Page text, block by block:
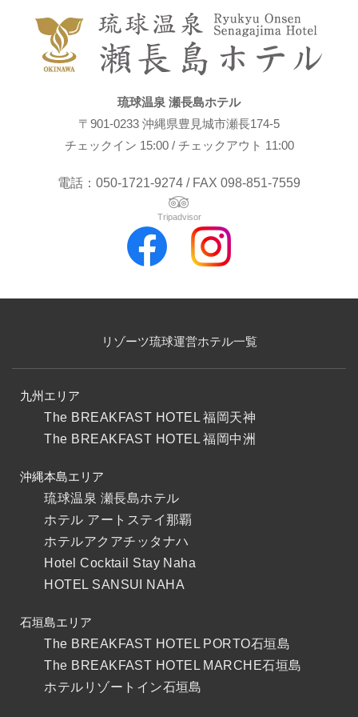
琉球温泉 瀬長島ホテル
〒901-0233 沖縄県豊見城市瀬長174-5
チェックイン 15:00 / チェックアウト 11:00
電話：050-1721-9274 / FAX 098-851-7559
Tripadvisor
リゾーツ琉球運営ホテル一覧
九州エリア
The BREAKFAST HOTEL 福岡天神
The BREAKFAST HOTEL 福岡中洲
沖縄本島エリア
琉球温泉 瀬長島ホテル
ホテル アートステイ那覇
ホテルアクアチッタナハ
Hotel Cocktail Stay Naha
HOTEL SANSUI NAHA
石垣島エリア
The BREAKFAST HOTEL PORTO石垣島
The BREAKFAST HOTEL MARCHE石垣島
ホテルリゾートイン石垣島